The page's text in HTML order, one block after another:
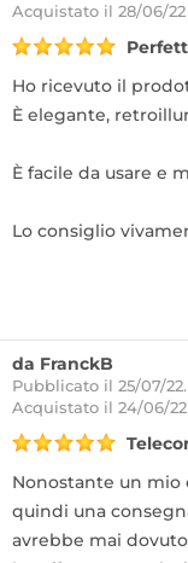
Acquistato il 28/06/
Ho ricevuto il
È elegante,
È facile da usare e
Lo consiglio
da FranckB
Pubblicato il 25/07/22.
Acquistato il 24/06/
Nonostante un mio
quindi una
avrebbe mai